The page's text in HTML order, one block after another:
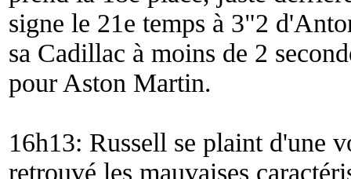
signe le 21e temps à 3"2
sa Cadillac à moins de 2
pour Aston Martin.
16h13: Russell se plaint d'une
retrouvé les mauvaises